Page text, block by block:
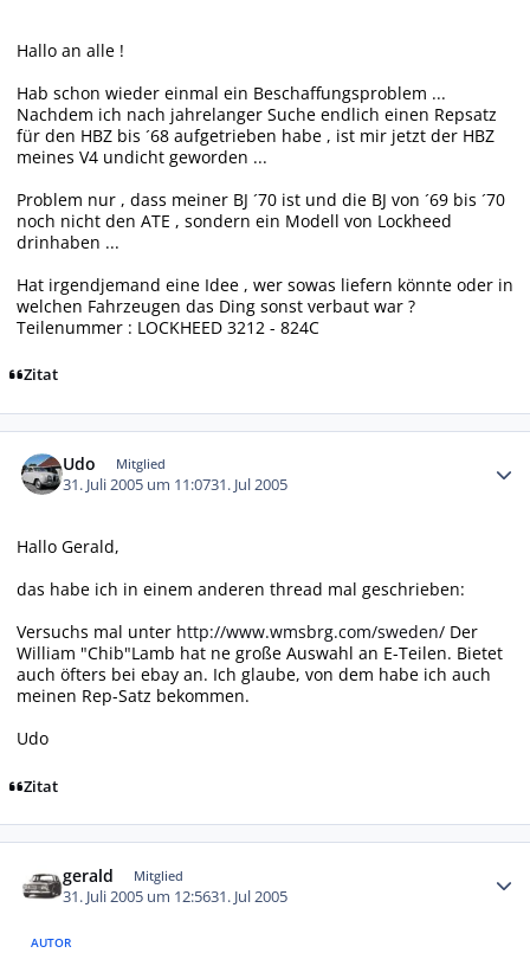
Hallo an alle !
Hab schon wieder einmal ein Beschaffungsproblem ...
Nachdem ich nach jahrelanger Suche endlich einen Repsatz
für den HBZ bis ´68 aufgetrieben habe , ist mir jetzt der HBZ
meines V4 undicht geworden ...
Problem nur , dass meiner BJ ´70 ist und die BJ von ´69 bis ´70
noch nicht den ATE , sondern ein Modell von Lockheed
drinhaben ...
Hat irgendjemand eine Idee , wer sowas liefern könnte oder in
welchen Fahrzeugen das Ding sonst verbaut war ?
Teilenummer : LOCKHEED 3212 - 824C
Zitat
Udo Mitglied
31. Juli 2005 um 11:0731. Jul 2005
Hallo Gerald,
das habe ich in einem anderen thread mal geschrieben:
Versuchs mal unter http://www.wmsbrg.com/sweden/ Der
William "Chib"Lamb hat ne große Auswahl an E-Teilen. Bietet
auch öfters bei ebay an. Ich glaube, von dem habe ich auch
meinen Rep-Satz bekommen.
Udo
Zitat
gerald Mitglied
31. Juli 2005 um 12:5631. Jul 2005
AUTOR